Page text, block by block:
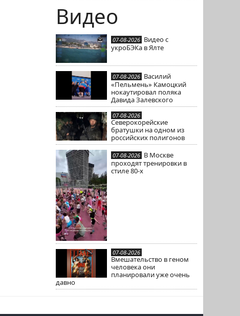
Видео
07-08-2026 Видео с
укроБЭКа в Ялте
07-08-2026 Василий
«Пельмень» Камоцкий
нокаутировал поляка
Давида Залевского
07-08-2026
Северокорейские
братушки на одном из
российских полигонов
07-08-2026 В Москве
проходят тренировки в
стиле 80-х
07-08-2026
Вмешательство в геном
человека они
планировали уже очень
давно